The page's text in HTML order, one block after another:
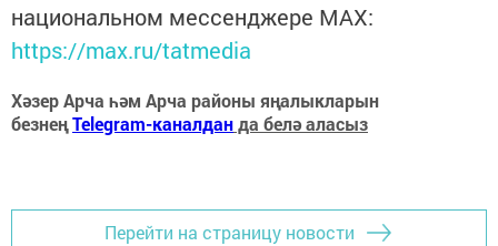
национальном мессенджере MАХ:
https://max.ru/tatmedia
Хәзер Арча һәм Арча районы яңалыкларын
безнеңTelegram-каналданда белә аласыз
Перейти на страницу новости